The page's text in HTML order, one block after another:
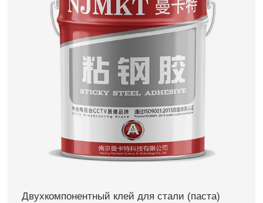
Двухкомпонентный клей для стали (паста)